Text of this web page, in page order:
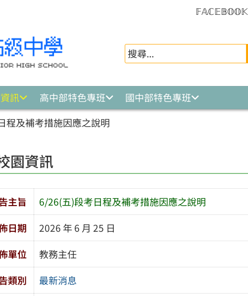
𝔽𝔸ℂ𝔼𝔹𝕆𝕆𝕂
訊 高中部特色專班
國中部特色專班
程及補考措施因應之說明
園資訊
主旨
6/26(五)段考日程及補考措施因應之說明
日期
2026 年 6 月 25 日
單位
教務主任
類別
最新消息